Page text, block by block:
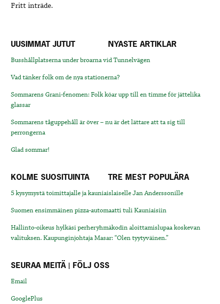
Fritt inträde.
UUSIMMAT JUTUT NYASTE ARTIKLAR
Busshållplatserna under broarna vid Tunnelvägen
Vad tänker folk om de nya stationerna?
Sommarens Grani-fenomen: Folk köar upp till en timme för jättelika
glassar
Sommarens tåguppehåll är över – nu är det lättare att ta sig till
perrongerna
Glad sommar!
KOLME SUOSITUINTA TRE MEST POPULÄRA
5 kysymystä toimittajalle ja kauniaislaiselle Jan Anderssonille
Suomen ensimmäinen pizza-automaatti tuli Kauniaisiin
Hallinto-oikeus hylkäsi perheryhmäkodin aloittamislupaa koskevan
valituksen. Kaupunginjohtaja Masar: “Olen tyytyväinen.”
SEURAA MEITÄ | FÖLJ OSS
Email
GooglePlus